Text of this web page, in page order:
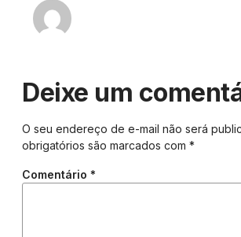
Deixe um
O seu endereço de e-mail não será
obrigatórios são marcados com *
Comentário *